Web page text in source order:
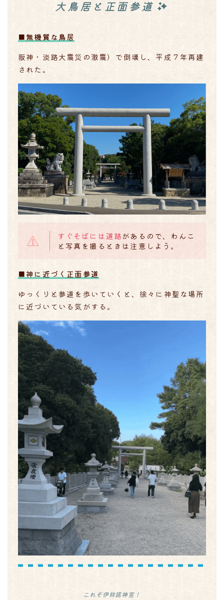
大鳥居と正面参道
■無機質な鳥居
阪神・淡路大震災の激震）で倒壊し、平成７年再建
された。
すぐそばには道路があるので、わんこ
と写真を撮るときは注意しよう。
■神に近づく正面参道
ゆっくりと参道を歩いていくと、徐々に神聖な場所
に近づいている気がする。
これぞ伊弉諾神宮！